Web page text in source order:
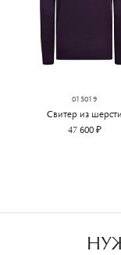
015019
Свитер из шерсти
47 600 ₽